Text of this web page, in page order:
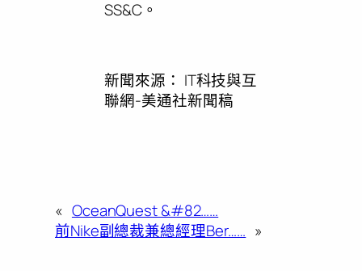
SS&C。
新聞來源： IT科技與互
聯網-美通社新聞稿
« OceanQuest &#82……
前Nike副總裁兼總經理Ber…… »